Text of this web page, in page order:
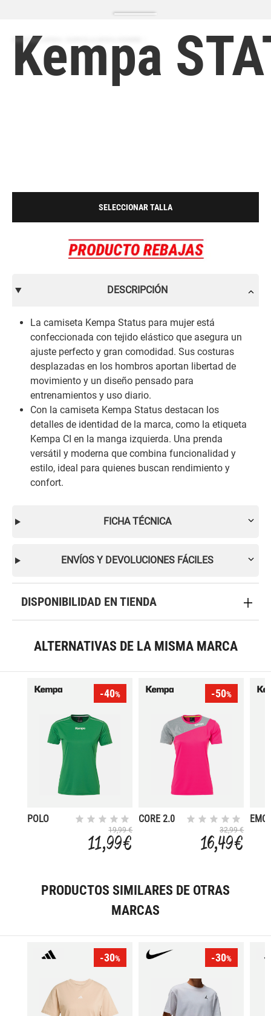
ZAPATILLA MODA | ZAPATILLA MODA HOMBRE
Kempa
SELECCIONAR TALLA
DESCRIPCIÓN
La camiseta Kempa Status para mujer está
confeccionada con tejido elástico que asegura un
ajuste perfecto y gran comodidad. Sus costuras
desplazadas en los hombros aportan libertad de
movimiento y un diseño pensado para
entrenamientos y uso diario.
Con la camiseta Kempa Status destacan los
detalles de identidad de la marca, como la etiqueta
Kempa CI en la manga izquierda. Una prenda
versátil y moderna que combina funcionalidad y
estilo, ideal para quienes buscan rendimiento y
confort.
FICHA TÉCNICA
ENVÍOS Y DEVOLUCIONES FÁCILES
DISPONIBILIDAD EN TIENDA
ALTERNATIVAS DE LA MISMA MARCA
-40%
POLO
19,99 €
11,99 €
-50%
CORE 2.0
32,99 €
16,49 €
PRODUCTOS SIMILARES DE OTRAS
MARCAS
-30% -30%